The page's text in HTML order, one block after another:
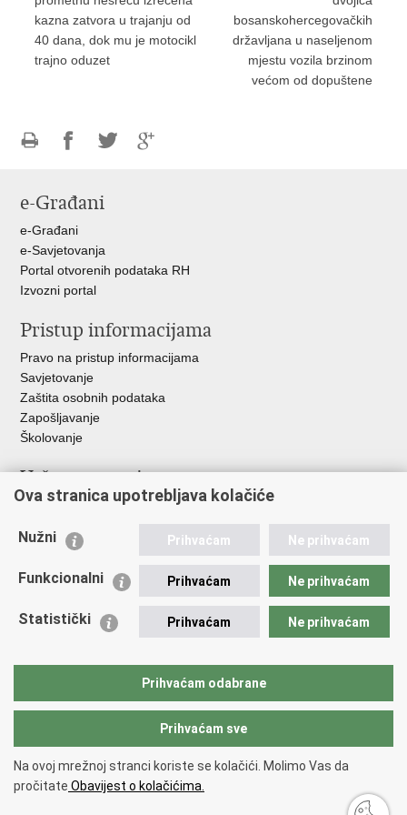
kazna zatvora u trajanju od
40 dana, dok mu je motocikl
trajno oduzet
bosanskohercegovačkih
državljana u naseljenom
mjestu vozila brzinom
većom od dopuštene
FacebookuTwitteru
e-Građani
e-Građani
e-Savjetovanja
Portal otvorenih podataka RH
Izvozni portal
Pristup informacijama
Pravo na pristup informacijama
Savjetovanje
Zaštita osobnih podataka
Zapošljavanje
Školovanje
Važne poveznice
Ministarstvo unutarnjih poslova
Udruge
Policijska akademija
Zaklada policijske solidarnosti
Vučetić"
Copyright © 2026 Policijska uprava sisačko-moslavačka.
korištenja.Izjava o pristupačnosti.
Ova stranica upotrebljava kolačiće
Nužni Prihvaćam Ne prihvaćam
Funkcionalni Prihvaćam Ne prihvaćam
Statistički Prihvaćam Ne prihvaćam
Prihvaćam odabrane
Prihvaćam sve
Na ovoj mrežnoj stranci koriste se kolačići. Molimo Vas da
pročitate Obavijest o kolačićima.